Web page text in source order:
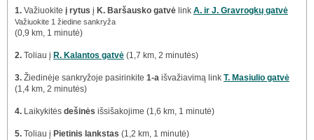
1. Važiuokite į rytus į K. Baršausko gatvė link A. ir J. Gravrogkų gatvė
Važiuokite 1 žiedine sankryža
(0,9 km, 1 minutė)
2. Toliau į R. Kalantos gatvė (1,7 km, 2 minutės)
3. Žiedinėje sankryžoje pasirinkite 1-a išvažiavimą link T. Masiulio gatvė
(1,4 km, 2 minutės)
4. Laikykitės dešinės išsišakojime (1,6 km, 1 minutė)
5. Toliau į Pietinis lankstas (1,2 km, 1 minutė)